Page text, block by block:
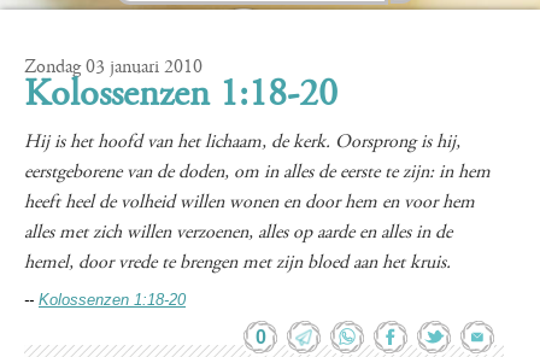
Zondag 03 januari 2010
Kolossenzen 1:18-20
Hij is het hoofd van het lichaam, de kerk. Oorsprong is hij,
eerstgeborene van de doden, om in alles de eerste te zijn: in hem
heeft heel de volheid willen wonen en door hem en voor hem
alles met zich willen verzoenen, alles op aarde en alles in de
hemel, door vrede te brengen met zijn bloed aan het kruis.
-- Kolossenzen 1:18-20
0